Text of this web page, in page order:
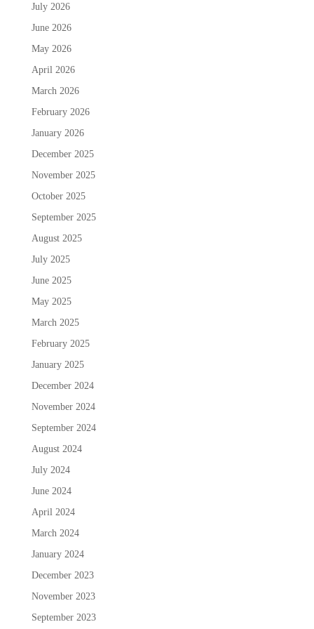
July 2026
June 2026
May 2026
April 2026
March 2026
February 2026
January 2026
December 2025
November 2025
October 2025
September 2025
August 2025
July 2025
June 2025
May 2025
March 2025
February 2025
January 2025
December 2024
November 2024
September 2024
August 2024
July 2024
June 2024
April 2024
March 2024
January 2024
December 2023
November 2023
September 2023